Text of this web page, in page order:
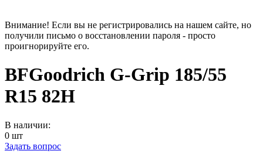
Внимание! Если вы не регистрировались на нашем сайте, но
получили письмо о восстановлении пароля - просто
проигнорируйте его.
BFGoodrich G-Grip 185/55
R15 82H
В наличии:
0 шт
Задать вопрос